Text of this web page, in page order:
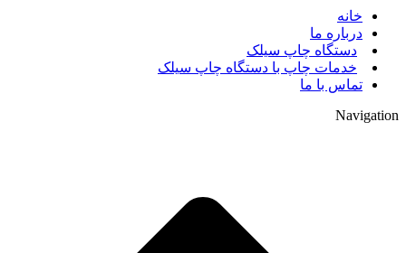
خانه
درباره ما
دستگاه چاپ سیلک
خدمات چاپ با دستگاه چاپ سیلک
تماس با ما
Navigation